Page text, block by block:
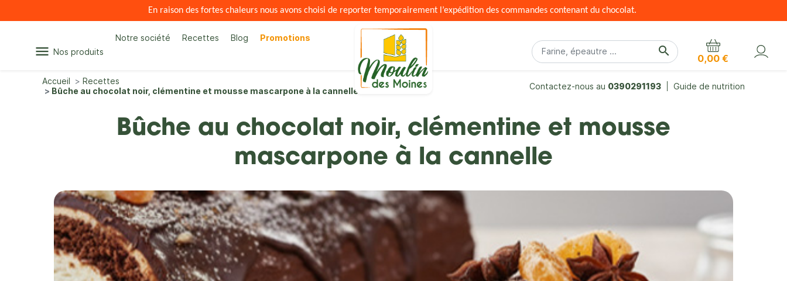
En raison des fortes chaleurs nous avons choisi de reporter temporairement l’expédition des commandes contenant du chocolat.
menu Nos produits
Notre société Recettes Blog Promotions
search
0,00 €
Accueil
Recettes
Bûche au chocolat noir, clémentine et mousse mascarpone à la cannelle
Contactez-nous au 0390291193 Guide de nutrition
Bûche au chocolat noir, clémentine et mousse
mascarpone à la cannelle